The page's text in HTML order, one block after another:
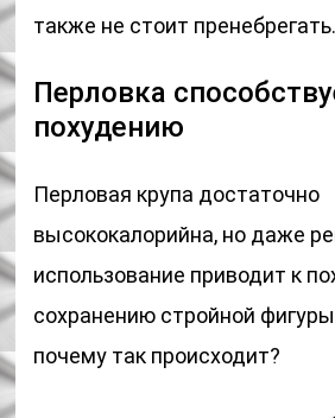
также не стоит пренебрегать.
Перловка
похудению
Перловая крупа достаточно
высококалорийна, но даже
использование приводит к
сохранению стройной
почему так происходит?